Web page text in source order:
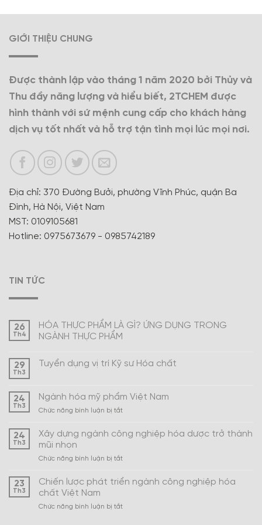
GIỚI THIỆU CHUNG
Được thành lập vào tháng 1 năm 2020 bởi Thủy và
Thu đầy năng lượng và hiểu biết, 2TCHEM được
hình thành với sứ mệnh cung cấp cho khách hàng
dịch vụ tốt nhất và hỗ trợ tận tình mọi lúc mọi nơi.
Địa chỉ: 370 Đường Bưởi, phường Vĩnh Phúc, quận Ba
Đình, Hà Nội, Việt Nam
MST: 0109105681
Hotline: 0975673679 - 0985742189
TIN TỨC
26
Th4
HÓA THỰC PHẨM LÀ GÌ? ỨNG DỤNG TRONG
NGÀNH THỰC PHẨM
29
Th3
Tuyển dụng vị trí Kỹ sư Hóa chất
24
Th3
Ngành hóa mỹ phẩm Việt Nam
Chức năng bình luận bị tắtở
mỹ
Việt
24
Th3
Xây dựng ngành công nghiệp hóa dược trở thành
mũi nhọn
Chức năng bình luận bị tắtở
dựng
ngành
nghiệp
23
Th3
Chiến lược phát triển ngành công nghiệp hóa
chất Việt Nam
Chức năng bình luận bị tắtở